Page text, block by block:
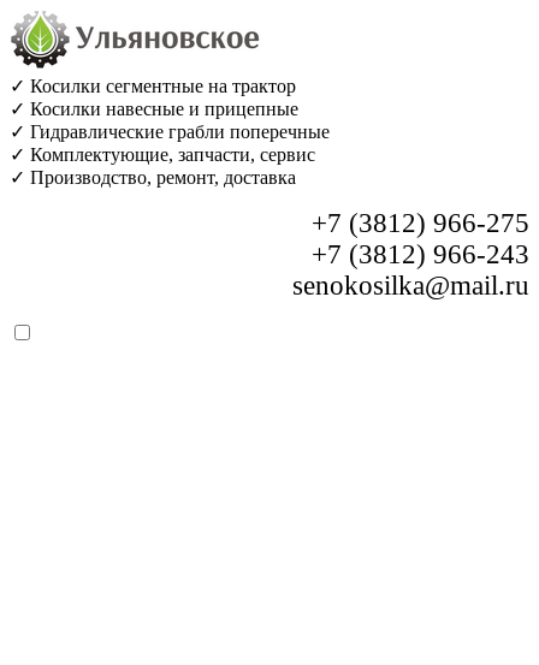
✓ Косилки сегментные на трактор
✓ Косилки навесные и прицепные
✓ Гидравлические грабли поперечные
✓ Комплектующие, запчасти, сервис
✓ Производство, ремонт, доставка
+7 (3812) 966-275
+7 (3812) 966-243
senokosilka@mail.ru